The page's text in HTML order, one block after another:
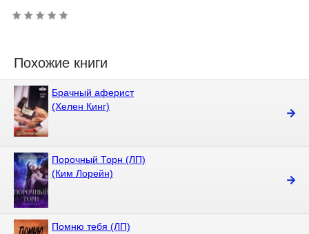
Похожие книги
Брачный аферист
(Хелен Кинг)
Порочный Торн (ЛП)
(Ким Лорейн)
Помню тебя (ЛП)